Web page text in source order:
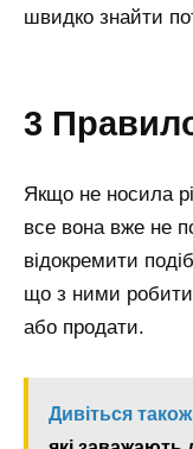
швидко знайти
3
Якщо не носила
все вона вже не
відокремити
що з ними
або продати.
Дивіться також